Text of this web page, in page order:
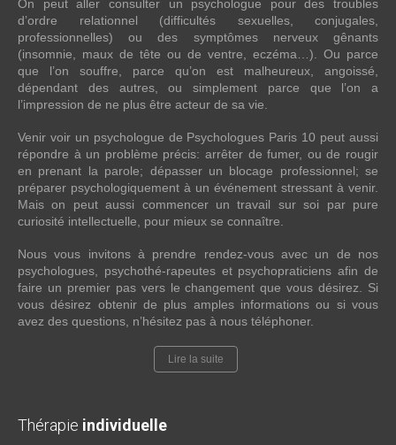
On peut aller consulter un psychologue pour des troubles
d’ordre relationnel (difficultés sexuelles, conjugales,
professionnelles) ou des symptômes nerveux gênants
(insomnie, maux de tête ou de ventre, eczéma…). Ou parce
que l’on souffre, parce qu’on est malheureux, angoissé,
dépendant des autres, ou simplement parce que l’on a
l’impression de ne plus être acteur de sa vie.
Venir voir un psychologue de Psychologues Paris 10 peut aussi
répondre à un problème précis: arrêter de fumer, ou de rougir
en prenant la parole; dépasser un blocage professionnel; se
préparer psychologiquement à un événement stressant à venir.
Mais on peut aussi commencer un travail sur soi par pure
curiosité intellectuelle, pour mieux se connaître.
Nous vous invitons à prendre rendez-vous avec un de nos
psychologues, psychothé-rapeutes et psychopraticiens afin de
faire un premier pas vers le changement que vous désirez. Si
vous désirez obtenir de plus amples informations ou si vous
avez des questions, n’hésitez pas à nous téléphoner.
Lire la suite
Thérapie individuelle